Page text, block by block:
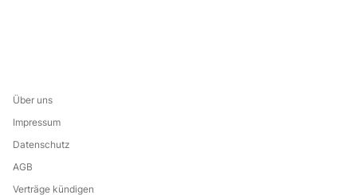
Über uns
Impressum
Datenschutz
AGB
Verträge kündigen